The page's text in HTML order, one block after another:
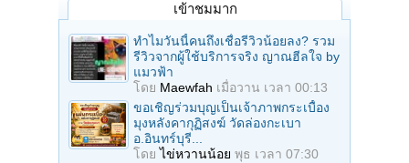
เข้าชมมาก
ทำไมวันนี้คนถึงเชื่อรีวิวน้อยลง? รวม
รีวิวจากผู้ใช้บริการจริง ญาณฮีลใจ by
แมวฟ้า
โดย Maewfah เมื่อวาน เวลา 00:13
ขอเชิญร่วมบุญเป็นเจ้าภาพกระเบื้อง
มุงหลังคากุฏิสงฆ์ วัดล่องกะเบา
อ.อินทร์บุรี...
โดยไข่หวานน้อย พุธ เวลา 07:30